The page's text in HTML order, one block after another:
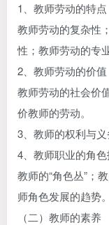
1、教师劳动的特点
教师劳动的复杂性
性；教师劳动的专业
2、教师劳动的价值
教师劳动的社会价
价教师的劳动。
3、教师的权利与义
4、教师职业的角
教师的“角色丛”；
师角色发展的趋势。
（二）教师的素养